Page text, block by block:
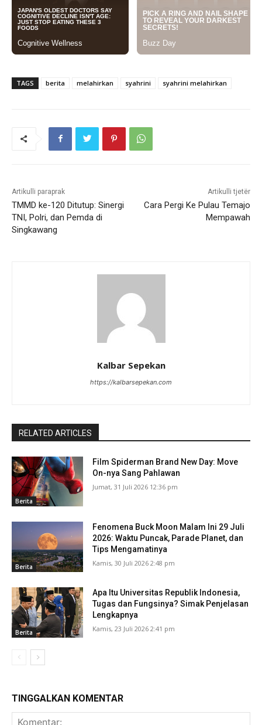
TAGS berita melahirkan syahrini syahrini melahirkan
Artikulli paraprak
TMMD ke-120 Ditutup: Sinergi
TNI, Polri, dan Pemda di
Singkawang
Artikulli tjetër
Cara Pergi Ke Pulau Temajo
Mempawah
Kalbar Sepekan
https://kalbarsepekan.com
RELATED ARTICLES
Berita
Film Spiderman Brand New Day: Move
On-nya Sang Pahlawan
Jumat, 31 Juli 2026 12:36 pm
Berita
Fenomena Buck Moon Malam Ini 29 Juli
2026: Waktu Puncak, Parade Planet, dan
Tips Mengamatinya
Kamis, 30 Juli 2026 2:48 pm
Berita
Apa Itu Universitas Republik Indonesia,
Tugas dan Fungsinya? Simak Penjelasan
Lengkapnya
Kamis, 23 Juli 2026 2:41 pm
TINGGALKAN KOMENTAR